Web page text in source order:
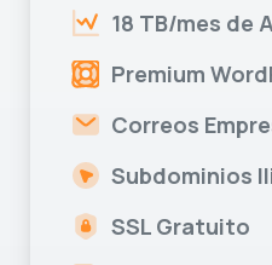
18 TB/mes de
Premium
Correos
Subdominios
SSL Gratuito